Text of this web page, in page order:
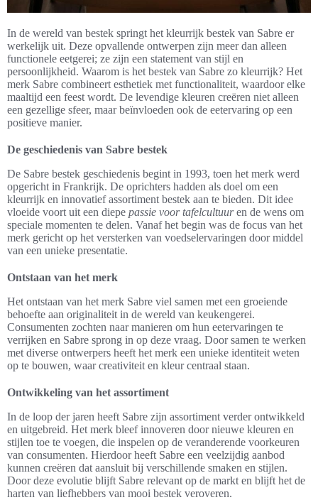
In de wereld van bestek springt het kleurrijk bestek van Sabre er
werkelijk uit. Deze opvallende ontwerpen zijn meer dan alleen
functionele eetgerei; ze zijn een statement van stijl en
persoonlijkheid. Waarom is het bestek van Sabre zo kleurrijk? Het
merk Sabre combineert esthetiek met functionaliteit, waardoor elke
maaltijd een feest wordt. De levendige kleuren creëren niet alleen
een gezellige sfeer, maar beïnvloeden ook de eetervaring op een
positieve manier.
De geschiedenis van Sabre bestek
De Sabre bestek geschiedenis begint in 1993, toen het merk werd
opgericht in Frankrijk. De oprichters hadden als doel om een
kleurrijk en innovatief assortiment bestek aan te bieden. Dit idee
vloeide voort uit een diepe passie voor tafelcultuuren de wens om
speciale momenten te delen. Vanaf het begin was de focus van het
merk gericht op het versterken van voedselervaringen door middel
van een unieke presentatie.
Ontstaan van het merk
Het ontstaan van het merk Sabre viel samen met een groeiende
behoefte aan originaliteit in de wereld van keukengerei.
Consumenten zochten naar manieren om hun eetervaringen te
verrijken en Sabre sprong in op deze vraag. Door samen te werken
met diverse ontwerpers heeft het merk een unieke identiteit weten
op te bouwen, waar creativiteit en kleur centraal staan.
Ontwikkeling van het assortiment
In de loop der jaren heeft Sabre zijn assortiment verder ontwikkeld
en uitgebreid. Het merk bleef innoveren door nieuwe kleuren en
stijlen toe te voegen, die inspelen op de veranderende voorkeuren
van consumenten. Hierdoor heeft Sabre een veelzijdig aanbod
kunnen creëren dat aansluit bij verschillende smaken en stijlen.
Door deze evolutie blijft Sabre relevant op de markt en blijft het de
harten van liefhebbers van mooi bestek veroveren.